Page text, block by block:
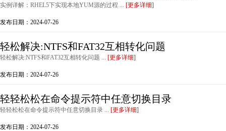
实例详解：RHEL5下实现本地YUM源的过程 ... [更多详细]
发布日期：2024-07-26
轻松解决:NTFS和FAT32互相转化问题
轻松解决:NTFS和FAT32互相转化问题 ... [更多详细]
发布日期：2024-07-26
轻轻松松在命令提示符中任意切换目录
轻轻松松在命令提示符中任意切换目录 ... [更多详细]
发布日期：2024-07-26